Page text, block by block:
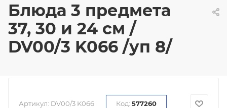
Блюда 3 предмета
37, 30 и 24 см /
DV00/3 K066 /уп 8/
Артикул: DV00/3 K066 Код: 577260